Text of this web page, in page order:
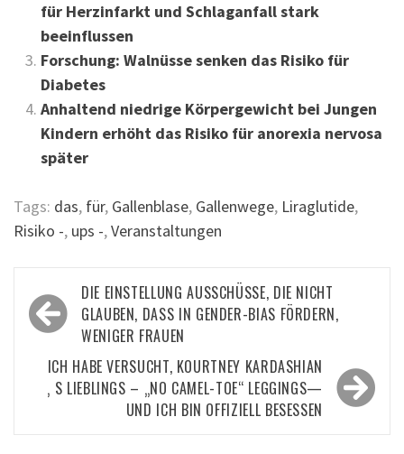
für Herzinfarkt und Schlaganfall stark
beeinflussen
Forschung: Walnüsse senken das Risiko für
Diabetes
Anhaltend niedrige Körpergewicht bei Jungen
Kindern erhöht das Risiko für anorexia nervosa
später
Tags: das, für, Gallenblase, Gallenwege, Liraglutide,
Risiko -, ups -,Veranstaltungen
Beitragsnavigation
DIE EINSTELLUNG AUSSCHÜSSE, DIE NICHT
GLAUBEN, DASS IN GENDER-BIAS FÖRDERN,
WENIGER FRAUEN
ICH HABE VERSUCHT, KOURTNEY KARDASHIAN
‚ S LIEBLINGS – „NO CAMEL-TOE“ LEGGINGS—
UND ICH BIN OFFIZIELL BESESSEN